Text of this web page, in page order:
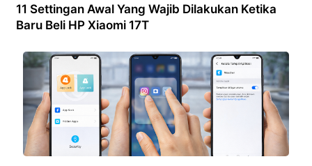
11 Settingan Awal Yang Wajib Dilakukan Ketika
Baru Beli HP Xiaomi 17T